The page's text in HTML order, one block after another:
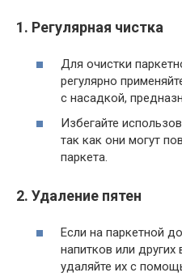
1. Регулярная чистка
Для очистки
регулярно
с насадкой,
Избегайте
так как они могут
паркета.
2. Удаление пятен
Если на паркетной
напитков или
удаляйте их с